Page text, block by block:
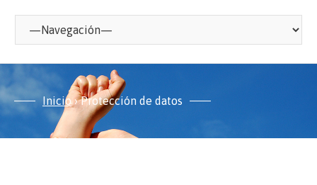
Inicio›Protección de datos